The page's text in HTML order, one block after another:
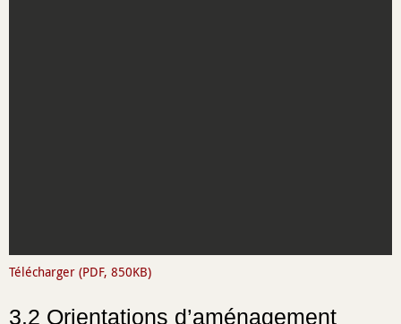
Télécharger (PDF, 850KB)
3.2 Orientations d’aménagement